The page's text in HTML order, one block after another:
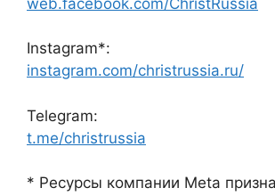
Instagram*:
instagram.com/christrussia.ru/
Telegram:
t.me/christrussia
* Ресурсы компании Meta